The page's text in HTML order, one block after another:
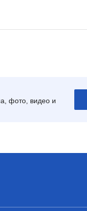
фото, видео и